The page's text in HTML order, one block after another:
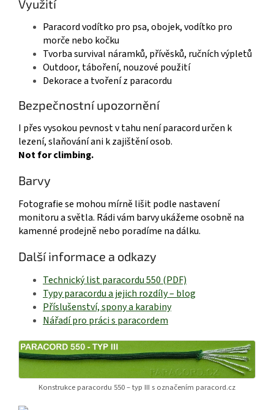
Využití
Paracord vodítko pro psa, obojek, vodítko pro
morče nebo kočku
Tvorba survival náramků, přívěsků, ručních výpletů
Outdoor, táboření, nouzové použití
Dekorace a tvoření z paracordu
Bezpečnostní upozornění
I přes vysokou pevnost v tahu není paracord určen k
lezení, slaňování ani k zajištění osob.
Not for climbing.
Barvy
Fotografie se mohou mírně lišit podle nastavení
monitoru a světla. Rádi vám barvy ukážeme osobně na
kamenné prodejně nebo poradíme na dálku.
Další informace a odkazy
Technický list paracordu 550 (PDF)
Typy paracordu a jejich rozdíly – blog
Příslušenství, spony a karabiny
Nářadí pro práci s paracordem
Konstrukce paracordu 550 – typ III s označením paracord.cz